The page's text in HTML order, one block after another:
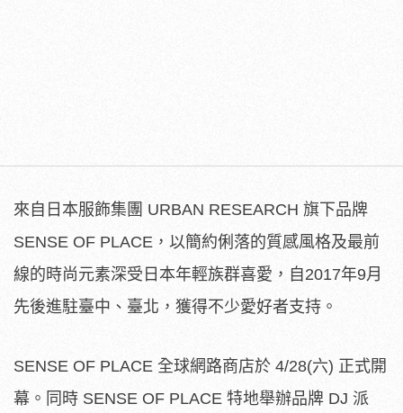
來自日本服飾集團 URBAN RESEARCH 旗下品牌
SENSE OF PLACE，以簡約俐落的質感風格及最前
線的時尚元素深受日本年輕族群喜愛，自2017年9月
先後進駐臺中、臺北，獲得不少愛好者支持。
SENSE OF PLACE 全球網路商店於 4/28(六) 正式開
幕。同時 SENSE OF PLACE 特地舉辦品牌 DJ 派